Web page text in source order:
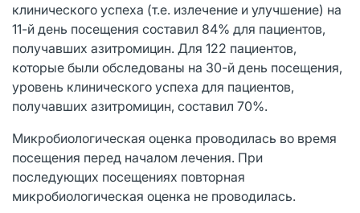
клинического успеха (т.е. излечение и улучшение) на
11-й день посещения составил 84% для пациентов,
получавших азитромицин. Для 122 пациентов,
которые были обследованы на 30-й день посещения,
уровень клинического успеха для пациентов,
получавших азитромицин, составил 70%.
Микробиологическая оценка проводилась во время
посещения перед началом лечения. При
последующих посещениях повторная
микробиологическая оценка не проводилась.